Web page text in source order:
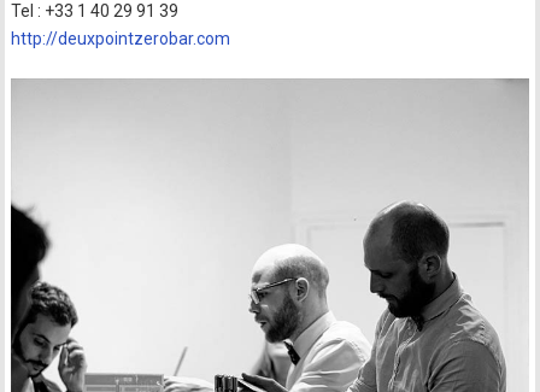
Tel : +33 1 40 29 91 39
http://deuxpointzerobar.com